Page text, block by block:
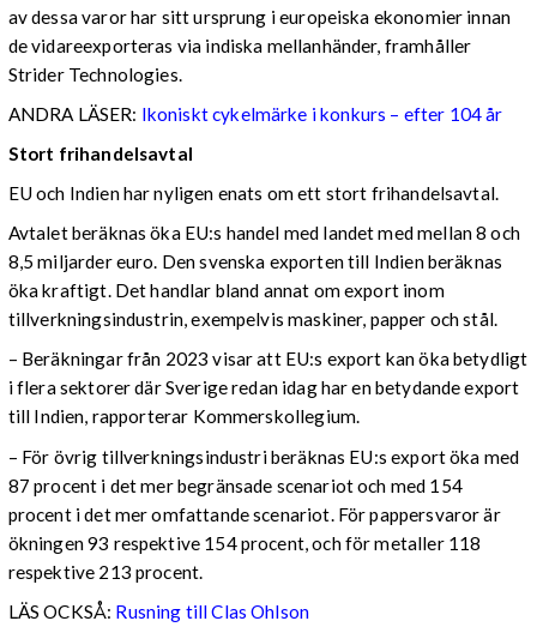
av dessa varor har sitt ursprung i europeiska ekonomier innan
de vidareexporteras via indiska mellanhänder, framhåller
Strider Technologies.
ANDRA LÄSER: Ikoniskt cykelmärke i konkurs – efter 104 år
Stort frihandelsavtal
EU och Indien har nyligen enats om ett stort frihandelsavtal.
Avtalet beräknas öka EU:s handel med landet med mellan 8 och
8,5 miljarder euro. Den svenska exporten till Indien beräknas
öka kraftigt. Det handlar bland annat om export inom
tillverkningsindustrin, exempelvis maskiner, papper och stål.
– Beräkningar från 2023 visar att EU:s export kan öka betydligt
i flera sektorer där Sverige redan idag har en betydande export
till Indien, rapporterar Kommerskollegium.
– För övrig tillverkningsindustri beräknas EU:s export öka med
87 procent i det mer begränsade scenariot och med 154
procent i det mer omfattande scenariot. För pappersvaror är
ökningen 93 respektive 154 procent, och för metaller 118
respektive 213 procent.
LÄS OCKSÅ: Rusning till Clas Ohlson